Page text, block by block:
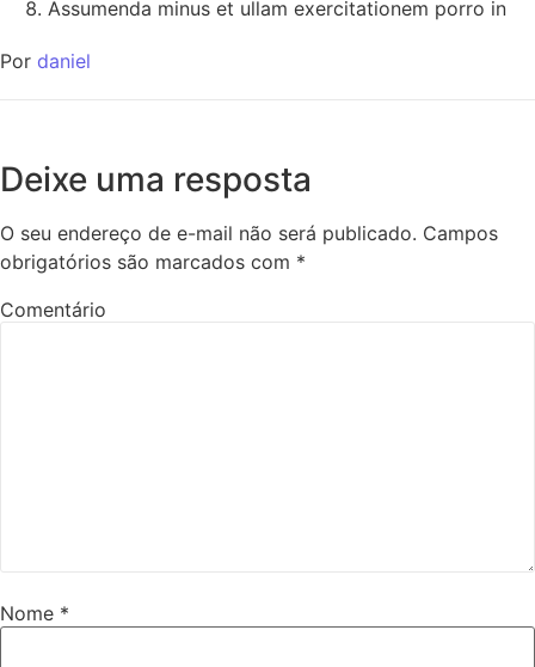
Assumenda minus et ullam exercitationem porro in
Por daniel
Deixe uma resposta
O seu endereço de e-mail não será publicado. Campos
obrigatórios são marcados com *
Comentário
Nome *